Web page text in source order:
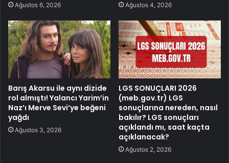
Ağustos 6, 2026 Ağustos 4, 2026
Barış Akarsu ile aynı dizide
rol almıştı! Yalancı Yarim’in
Naz’ı Merve Sevi’ye beğeni
yağdı
Ağustos 3, 2026
LGS SONUÇLARI 2026
(meb.gov.tr) LGS
sonuçlarına nereden, nasıl
bakılır? LGS sonuçları
açıklandı mı, saat kaçta
açıklanacak?
Ağustos 2, 2026